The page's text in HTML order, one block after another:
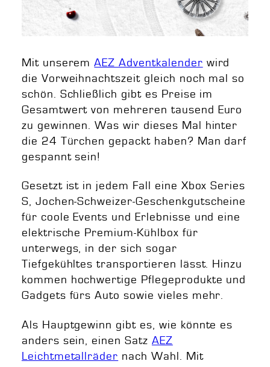
Mit unseremAEZ Adventkalender wird
die Vorweihnachtszeit gleich noch mal so
schön. Schließlich gibt es Preise im
Gesamtwert von mehreren tausend Euro
zu gewinnen. Was wir dieses Mal hinter
die 24 Türchen gepackt haben? Man darf
gespannt sein!
Gesetzt ist in jedem Fall eine Xbox Series
S, Jochen-Schweizer-Geschenkgutscheine
für coole Events und Erlebnisse und eine
elektrische Premium-Kühlbox für
unterwegs, in der sich sogar
Tiefgekühltes transportieren lässt. Hinzu
kommen hochwertige Pflegeprodukte und
Gadgets fürs Auto sowie vieles mehr.
Als Hauptgewinn gibt es, wie könnte es
anders sein, einen Satz AEZ
Leichtmetallräder nach Wahl. Mit